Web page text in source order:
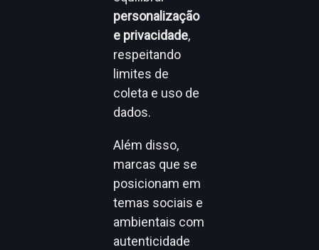
personalização
e privacidade,
respeitando
limites de
coleta e uso de
dados.
Além disso,
marcas que se
posicionam em
temas sociais e
ambientais com
autenticidade